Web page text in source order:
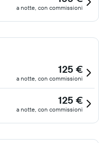
a notte, con commissioni
125 €
a notte, con commissioni
125 €
a notte, con commissioni